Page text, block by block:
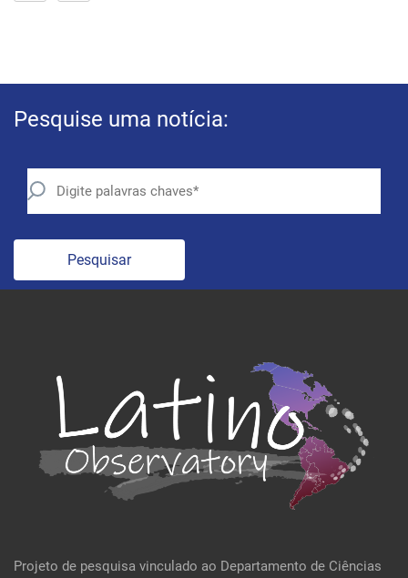
Pesquise uma notícia:
Pesquisar
Projeto de pesquisa vinculado ao Departamento de Ciências